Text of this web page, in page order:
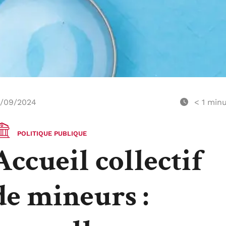
09/2024 < 1
POLITIQUE PUBLIQUE
collectif
mineurs :